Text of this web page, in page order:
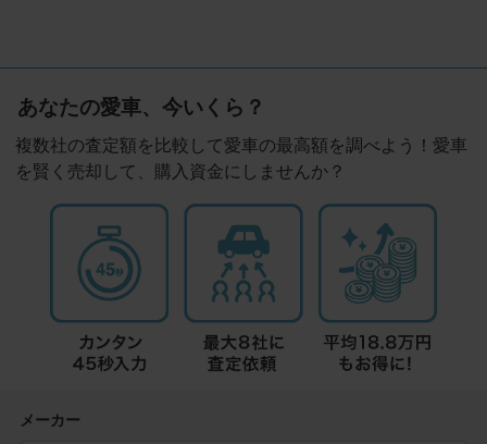
あなたの愛車、今いくら？
複数社の査定額を比較して愛車の最高額を調べよう！愛車
を賢く売却して、購入資金にしませんか？
メーカー